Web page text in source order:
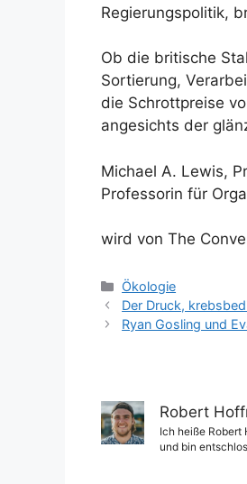
Regierungspolitik,
Ob die britische
Sortierung,
die Schrottpreise
angesichts der
Michael A. Lewis,
Professorin für
wird von The
Kategorien
Ökologie
Der Druck,
Ryan Gosling und
Robert
Ich heiße Robert
und bin